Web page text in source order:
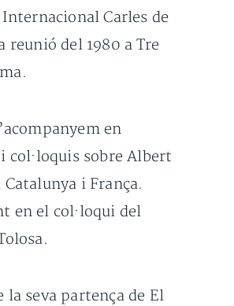
Internacional Carles de
reunió del 1980 a Tre
en
col·loquis sobre Albert
Catalunya i França.
en el col·loqui del
la seva partença de El